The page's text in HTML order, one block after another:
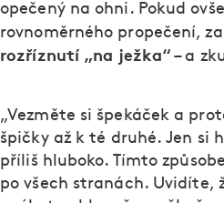
opečený na ohni. Pokud
rovnoměrného propečení,
rozříznutí „na ježka“ – a
„Vezměte si špekáček a
špičky až k té druhé. Jen si
příliš hluboko. Tímto
po všech stranách. Uvidíte,